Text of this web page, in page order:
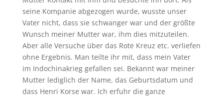
seine Kompanie abgezogen wurde, wusste unser
Vater nicht, dass sie schwanger war und der größte
Wunsch meiner Mutter war, ihm dies mitzuteilen.
Aber alle Versuche über das Rote Kreuz etc. verliefen
ohne Ergebnis. Man teilte ihr mit, dass mein Vater
im Indochinakrieg gefallen sei. Bekannt war meiner
Mutter lediglich der Name, das Geburtsdatum und
dass Henri Korse war. Ich erfuhr die ganze